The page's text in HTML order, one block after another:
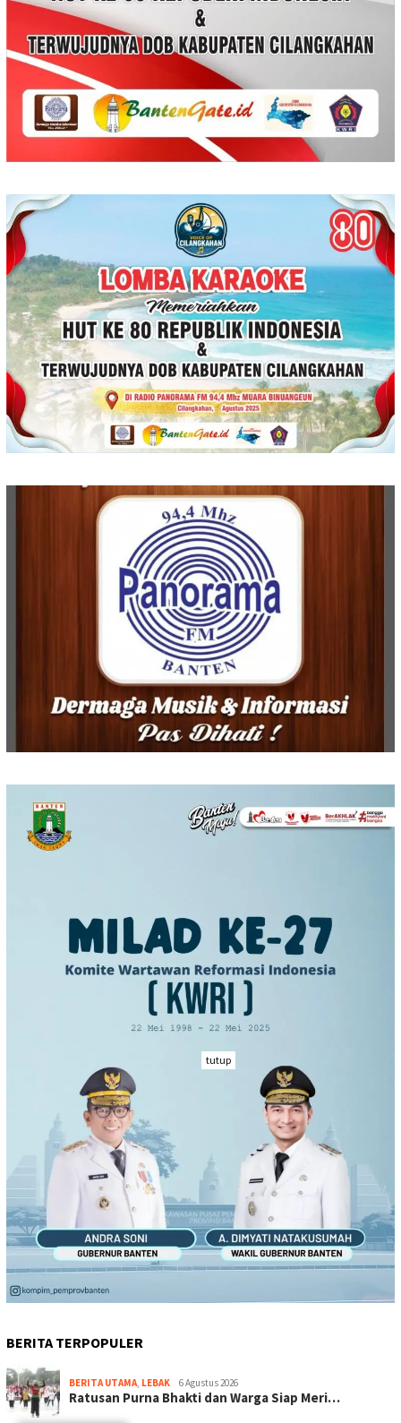
BERITA TERPOPULER
BERITA UTAMA LEBAK 6 Agustus 2026
Ratusan Purna Bhakti dan Warga Siap Meri…
tutup